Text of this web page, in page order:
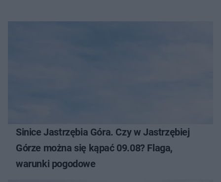
Sinice Jastrzębia Góra. Czy w Jastrzębiej
Górze można się kąpać 09.08? Flaga,
warunki pogodowe